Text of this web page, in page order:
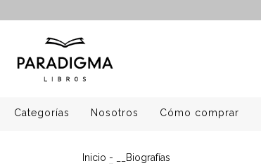
Categorías Nosotros Cómo comprar
Inicio - __Biografías